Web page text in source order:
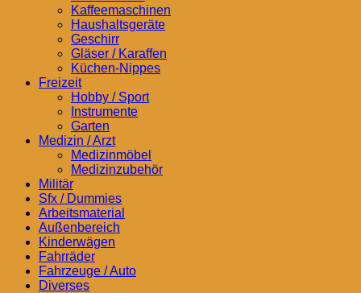
Kaffeemaschinen
Haushaltsgeräte
Geschirr
Gläser / Karaffen
Küchen-Nippes
Freizeit
Hobby / Sport
Instrumente
Garten
Medizin / Arzt
Medizinmöbel
Medizinzubehör
Militär
Sfx / Dummies
Arbeitsmaterial
Außenbereich
Kinderwägen
Fahrräder
Fahrzeuge / Auto
Diverses